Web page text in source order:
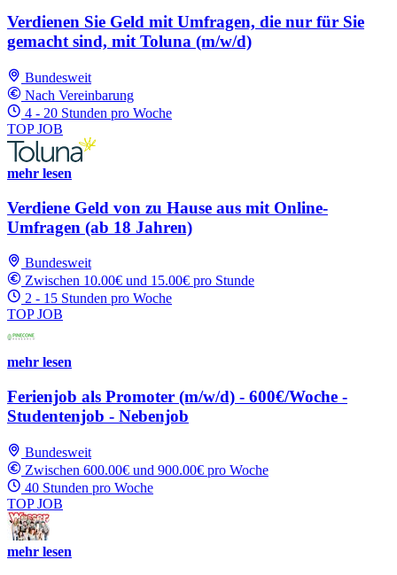
Verdienen Sie Geld mit Umfragen, die nur für Sie
gemacht sind, mit Toluna (m/w/d)
Bundesweit
Nach Vereinbarung
4 - 20 Stunden pro Woche
TOP JOB
mehr lesen
Verdiene Geld von zu Hause aus mit Online-
Umfragen (ab 18 Jahren)
Bundesweit
Zwischen 10.00€ und 15.00€ pro Stunde
2 - 15 Stunden pro Woche
TOP JOB
mehr lesen
Ferienjob als Promoter (m/w/d) - 600€/Woche -
Studentenjob - Nebenjob
Bundesweit
Zwischen 600.00€ und 900.00€ pro Woche
40 Stunden pro Woche
TOP JOB
mehr lesen